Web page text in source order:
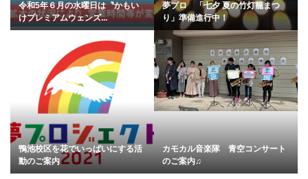
令和5年６月の水曜日は〝かもい
けプレミアムウェンズ...
夢プロ 「七夕 夏の竹灯籠まつ
り」準備進行中！
鴨池校区を花でいっぱいにする活
動のご案内
カモカル音楽隊 青空コンサート
のご案内♫